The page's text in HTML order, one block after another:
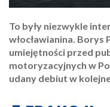
To były niezwykle
włocławianina.
umiejętności przed
motoryzacyjnych w
udany debiut w